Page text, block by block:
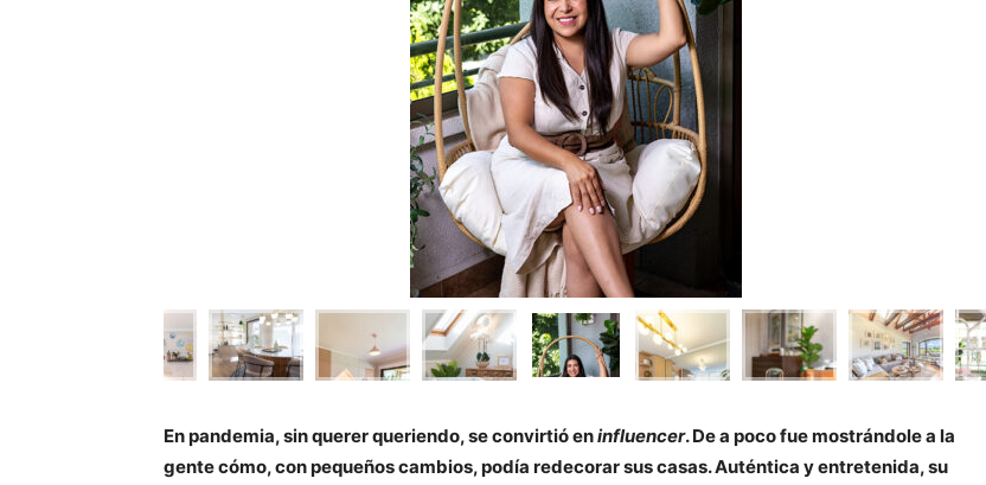
En pandemia, sin querer queriendo, se convirtió eninfluencer. De a poco fue mostrándole a la
gente cómo, con pequeños cambios, podía redecorar sus casas. Auténtica y entretenida, su